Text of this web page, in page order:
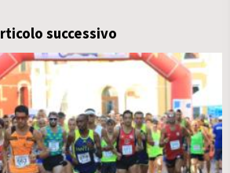
successivo